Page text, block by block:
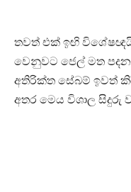
තවත් එක් ඉඟි
වෙනුවට ජෙල් මත
අතිරික්ත සේබම් ඉවත්
අතර මෙය විශාල